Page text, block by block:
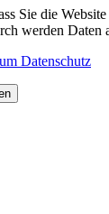
Sie die
werden Daten
Datenschutz